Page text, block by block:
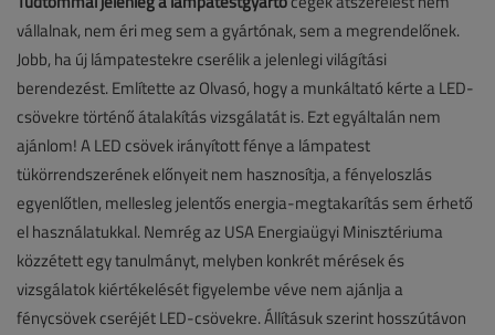
vállalnak, nem éri meg sem a gyártónak, sem a megrendelőnek.
Jobb, ha új lámpatestekre cserélik a jelenlegi világítási
berendezést. Említette az Olvasó, hogy a munkáltató kérte a LED-
csövekre történő átalakítás vizsgálatát is. Ezt egyáltalán nem
ajánlom! A LED csövek irányított fénye a lámpatest
tükörrendszerének előnyeit nem hasznosítja, a fényeloszlás
egyenlőtlen, mellesleg jelentős energia-megtakarítás sem érhető
el használatukkal. Nemrég az USA Energiaügyi Minisztériuma
közzétett egy tanulmányt, melyben konkrét mérések és
vizsgálatok kiértékelését figyelembe véve nem ajánlja a
fénycsövek cseréjét LED-csövekre. Állításuk szerint hosszútávon